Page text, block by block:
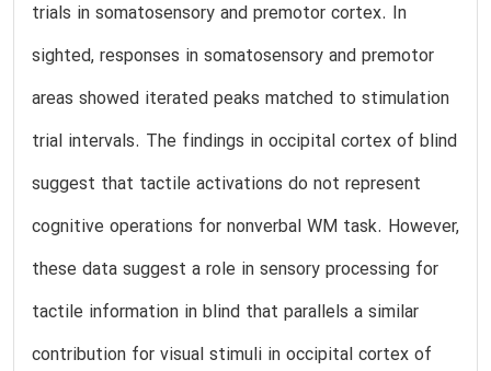
trials in somatosensory and premotor cortex. In
sighted, responses in somatosensory and premotor
areas showed iterated peaks matched to stimulation
trial intervals. The findings in occipital cortex of blind
suggest that tactile activations do not represent
cognitive operations for nonverbal WM task. However,
these data suggest a role in sensory processing for
tactile information in blind that parallels a similar
contribution for visual stimuli in occipital cortex of